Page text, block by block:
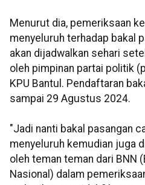
Menurut dia, pemeriksaan
menyeluruh terhadap bakal
akan dijadwalkan sehari
oleh pimpinan partai politik
KPU Bantul. Pendaftaran
sampai 29 Agustus 2024.
"Jadi nanti bakal pasangan
menyeluruh kemudian juga
oleh teman teman dari BNN
Nasional) dalam